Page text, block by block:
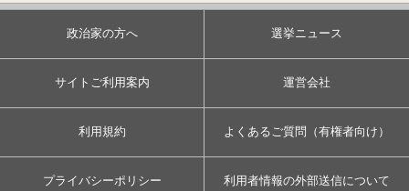
政治家の方へ 選挙ニュース
サイトご利用案内 運営会社
利用規約 よくあるご質問（有権者向け）
プライバシーポリシー 利用者情報の外部送信について